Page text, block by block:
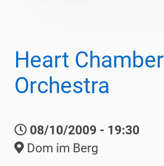
Heart Chamber
Orchestra
08/10/2009 - 19:30
Dom im Berg